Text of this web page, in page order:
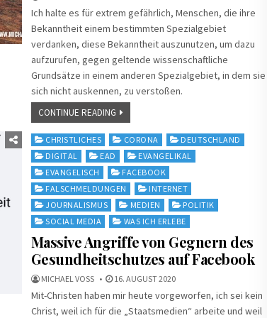
Ich halte es für extrem gefährlich, Menschen, die ihre
Bekanntheit einem bestimmten Spezialgebiet
verdanken, diese Bekanntheit auszunutzen, um dazu
aufzurufen, gegen geltende wissenschaftliche
Grundsätze in einem anderen Spezialgebiet, in dem sie
sich nicht auskennen, zu verstoßen.
CONTINUE READING
Posted
in
CHRISTLICHES CORONA
DEUTSCHLAND
DIGITAL
EAD
EVANGELIKAL
EVANGELISCH
FACEBOOK
FALSCHMELDUNGEN
INTERNET
JOURNALISMUS
MEDIEN
POLITIK
SOCIAL MEDIA
WAS ICH ERLEBE
Massive Angriffe von Gegnern des
Gesundheitschutzes auf Facebook
MICHAEL VOSS 16. AUGUST 2020
Mit-Christen haben mir heute vorgeworfen, ich sei kein
Christ, weil ich für die „Staatsmedien“ arbeite und weil